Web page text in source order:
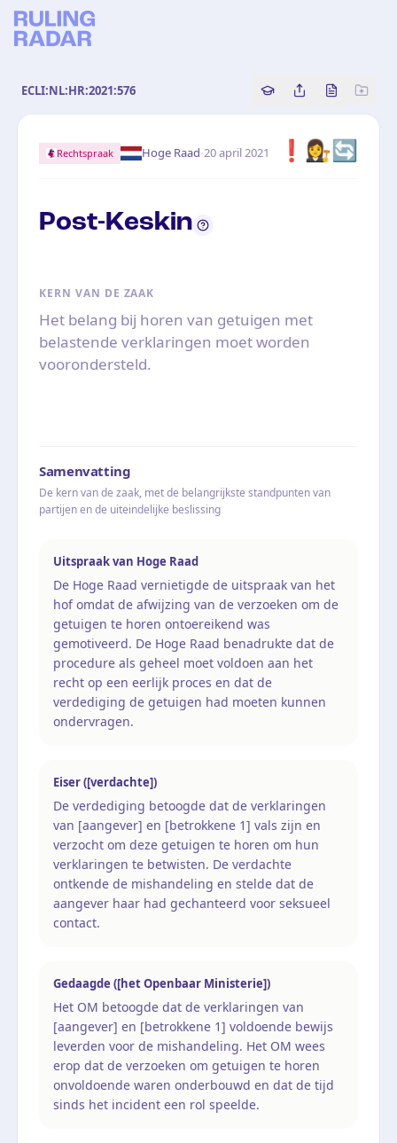
ECLI:NL:HR:2021:576 Copy source
Share this
Bekijk
❗️ 👩‍⚖️🔄
Rechtspraak Hoge Raad·20 april 2021
Post-Keskin
KERN VAN DE ZAAK
Het belang bij horen van getuigen met
belastende verklaringen moet worden
voorondersteld.
Samenvatting
De kern van de zaak, met de belangrijkste standpunten van
partijen en de uiteindelijke beslissing
Uitspraak van Hoge Raad
De Hoge Raad vernietigde de uitspraak van het
hof omdat de afwijzing van de verzoeken om de
getuigen te horen ontoereikend was
gemotiveerd. De Hoge Raad benadrukte dat de
procedure als geheel moet voldoen aan het
recht op een eerlijk proces en dat de
verdediging de getuigen had moeten kunnen
ondervragen.
Eiser ([verdachte])
De verdediging betoogde dat de verklaringen
van [aangever] en [betrokkene 1] vals zijn en
verzocht om deze getuigen te horen om hun
verklaringen te betwisten. De verdachte
ontkende de mishandeling en stelde dat de
aangever haar had gechanteerd voor seksueel
contact.
Gedaagde ([het Openbaar Ministerie])
Het OM betoogde dat de verklaringen van
[aangever] en [betrokkene 1] voldoende bewijs
leverden voor de mishandeling. Het OM wees
erop dat de verzoeken om getuigen te horen
onvoldoende waren onderbouwd en dat de tijd
sinds het incident een rol speelde.